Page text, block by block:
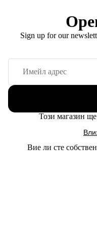
Sign up for our
Този магазин
Вие ли сте